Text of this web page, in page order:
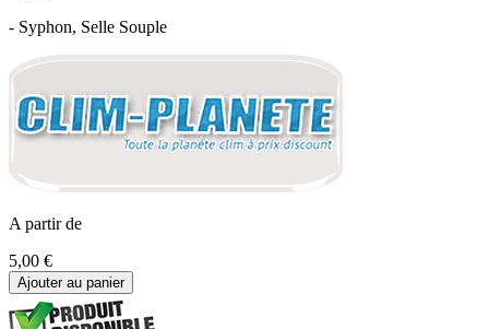
- Syphon, Selle Souple
A partir de
5,00 €
Ajouter au panier